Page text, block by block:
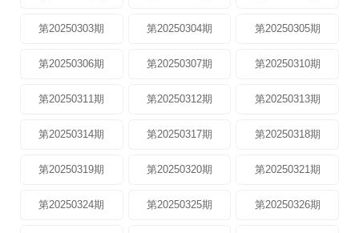
第20250303期 第20250304期 第20250305期
第20250306期 第20250307期 第20250310期
第20250311期 第20250312期 第20250313期
第20250314期 第20250317期 第20250318期
第20250319期 第20250320期 第20250321期
第20250324期 第20250325期 第20250326期